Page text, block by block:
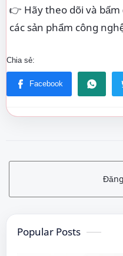
👉 Hãy theo dõi và
các sản phẩm công
Popular Posts